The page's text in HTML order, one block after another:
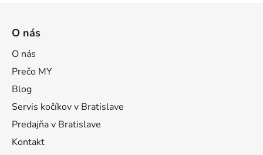
O nás
O nás
Prečo MY
Blog
Servis kočíkov v Bratislave
Predajňa v Bratislave
Kontakt